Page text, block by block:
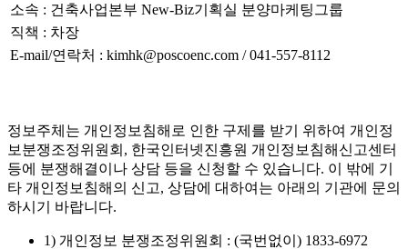
소속 : 건축사업본부 New-Biz기획실 분양마케팅그룹
직책 : 차장
E-mail/연락처 : kimhk@poscoenc.com / 041-557-8112
정보주체는 개인정보침해로 인한 구제를 받기 위하여 개인정
보분쟁조정위원회, 한국인터넷진흥원 개인정보침해신고센터
등에 분쟁해결이나 상담 등을 신청할 수 있습니다. 이 밖에 기
타 개인정보침해의 신고, 상담에 대하여는 아래의 기관에 문의
하시기 바랍니다.
1) 개인정보 분쟁조정위원회 : (국번없이) 1833-6972